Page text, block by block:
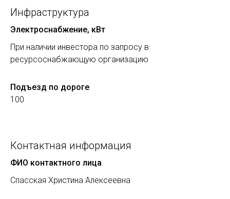
Инфраструктура
Электроснабжение, кВт
При наличии инвестора по запросу в
ресурсоснабжающую организацию
Подъезд по дороге
100
Контактная информация
ФИО контактного лица
Спасская Христина Алексеевна